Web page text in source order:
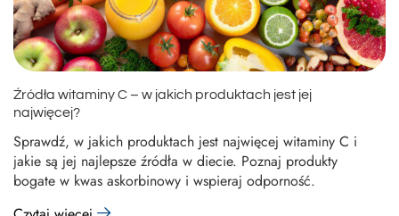
Źródła witaminy C – w jakich produktach jest jej
najwięcej?
Sprawdź, w jakich produktach jest najwięcej witaminy C i
jakie są jej najlepsze źródła w diecie. Poznaj produkty
bogate w kwas askorbinowy i wspieraj odporność.